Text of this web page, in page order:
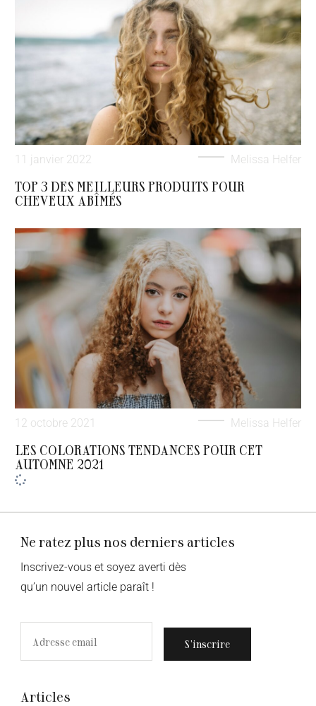
11 janvier 2022 Melissa Helfer
TOP 3 DES MEILLEURS PRODUITS POUR
CHEVEUX ABÎMÉS
12 octobre 2021 Melissa Helfer
LES COLORATIONS TENDANCES POUR CET
AUTOMNE 2021
Ne ratez plus nos derniers articles
Inscrivez-vous et soyez averti dès
qu’un nouvel article paraît !
S’inscrire
Articles